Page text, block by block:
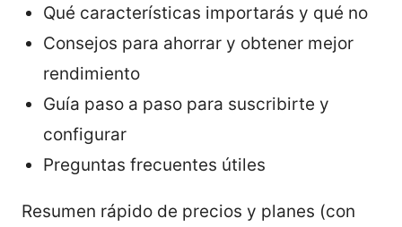
Qué características importarás y qué no
Consejos para ahorrar y obtener mejor
rendimiento
Guía paso a paso para suscribirte y
configurar
Preguntas frecuentes útiles
Resumen rápido de precios y planes (con